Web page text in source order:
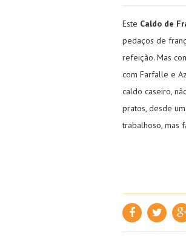
Este Caldo de
pedaços de
refeição. Mas
com Farfalle e
caldo caseiro,
pratos, desde
trabalhoso, mas